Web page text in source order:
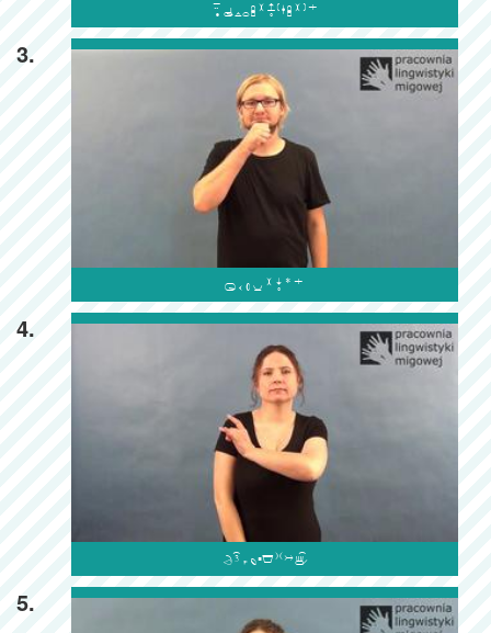

3.

4.

5.